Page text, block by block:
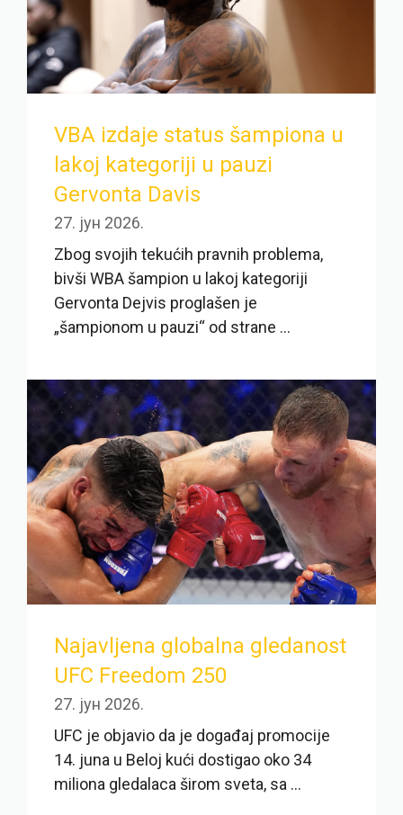
VBA izdaje status šampiona u
lakoj kategoriji u pauzi
Gervonta Davis
27. јун 2026.
Zbog svojih tekućih pravnih problema,
bivši WBA šampion u lakoj kategoriji
Gervonta Dejvis proglašen je
„šampionom u pauzi“ od strane ...
Najavljena globalna gledanost
UFC Freedom 250
27. јун 2026.
UFC je objavio da je događaj promocije
14. juna u Beloj kući dostigao oko 34
miliona gledalaca širom sveta, sa ...